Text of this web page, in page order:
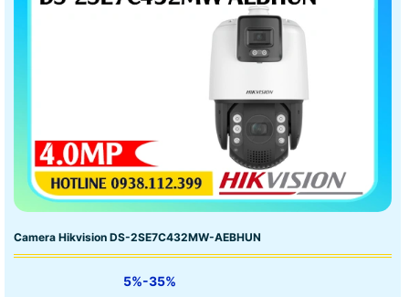
Camera Hikvision DS-2SE7C432MW-AEBHUN
5%-35%